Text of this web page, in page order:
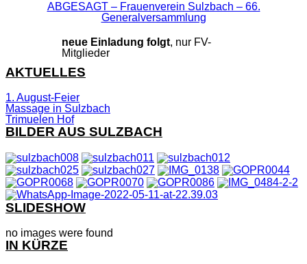
ABGESAGT – Frauenverein Sulzbach – 66.
Generalversammlung
neue Einladung folgt, nur FV-
Mitglieder
AKTUELLES
1. August-Feier
Massage in Sulzbach
Trimuelen Hof
BILDER AUS SULZBACH
SLIDESHOW
no images were found
IN KÜRZE